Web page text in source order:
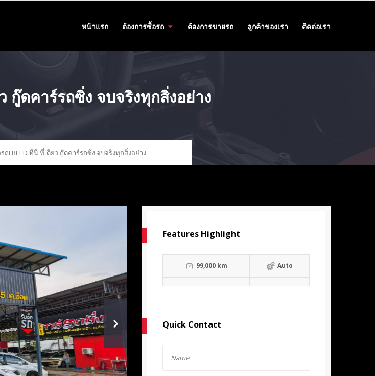
หน้าแรก ต้องการซื้อรถ ต้องการขายรถ ลูกค้าของเรา ติดต่อเรา
กู๊ดคาร์รถซิ่ง จบจริงทุกสิ่งอย่าง
ถFREED ที่นี่ ที่เดียว กู๊ดคาร์รถซิ่ง จบจริงทุกสิ่งอย่าง
Features Highlight
99,000 km Auto
Quick Contact